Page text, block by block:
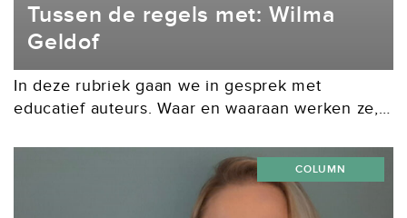
Tussen de regels met: Wilma
Geldof
In deze rubriek gaan we in gesprek met
educatief auteurs. Waar en waaraan werken ze,
Een gesprek over creëren, samenwerken...
COLUMN